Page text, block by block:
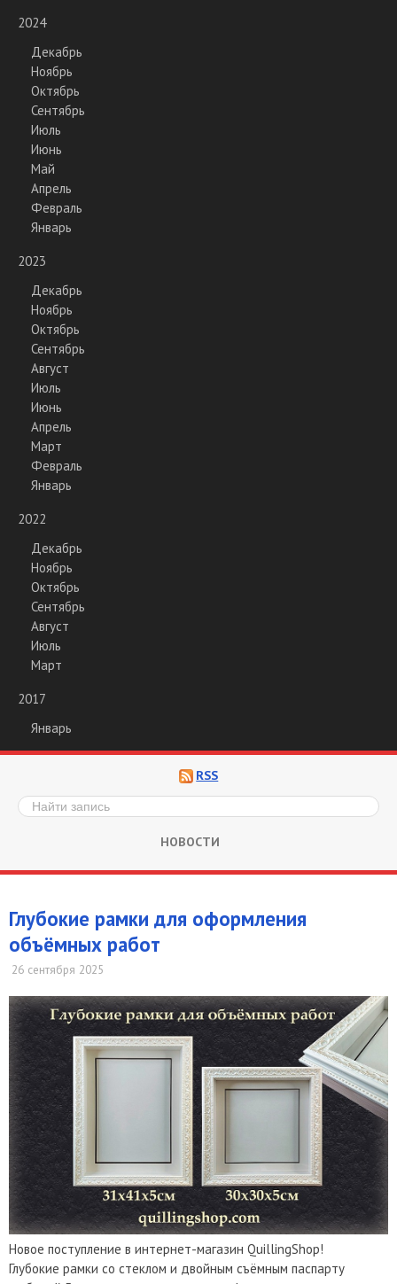
2024
Декабрь
Ноябрь
Октябрь
Сентябрь
Июль
Июнь
Май
Апрель
Февраль
Январь
2023
Декабрь
Ноябрь
Октябрь
Сентябрь
Август
Июль
Июнь
Апрель
Март
Февраль
Январь
2022
Декабрь
Ноябрь
Октябрь
Сентябрь
Август
Июль
Март
2017
Январь
RSS
НОВОСТИ
Глубокие рамки для оформления
объёмных работ
26 сентября 2025
Новое поступление в интернет-магазин QuillingShop!
Глубокие рамки со стеклом и двойным съёмным паспарту